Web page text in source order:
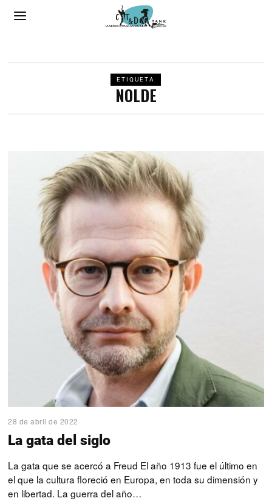
ETIQUETA
NOLDE
28 de abril de 2022
La gata del siglo
La gata que se acercó a Freud El año 1913 fue el último en
el que la cultura floreció en Europa, en toda su dimensión y
en libertad. La guerra del año…